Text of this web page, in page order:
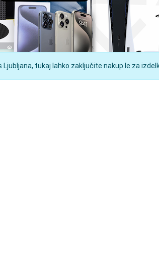
tukaj lahko zaključite nakup le za